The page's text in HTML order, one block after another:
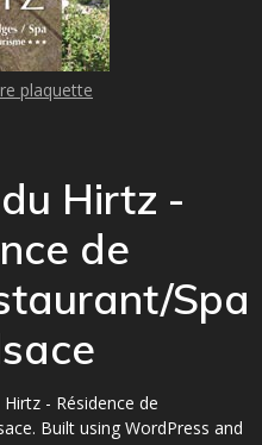
plaquette
Hirtz -
de
Spa
- Résidence de
Built using WordPress and